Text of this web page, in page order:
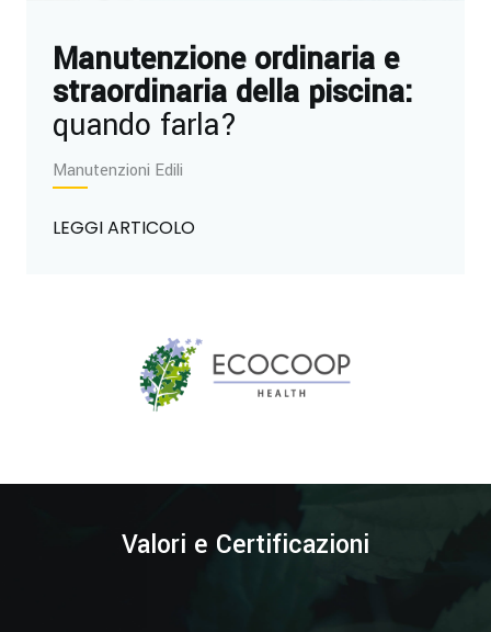
Manutenzione ordinaria e
straordinaria della piscina:
quando farla?
Manutenzioni Edili
LEGGI ARTICOLO
Valori e Certificazioni